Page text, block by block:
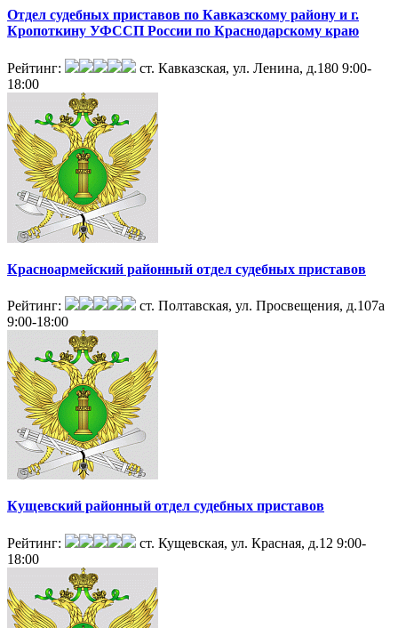
Отдел судебных приставов по Кавказскому району и г.
Кропоткину УФССП России по Краснодарскому краю
Рейтинг: ст. Кавказская, ул. Ленина, д.180 9:00-
18:00
Красноармейский районный отдел судебных приставов
Рейтинг:
ст. Полтавская, ул. Просвещения, д.107а
9:00-18:00
Кущевский районный отдел судебных приставов
Рейтинг: ст. Кущевская, ул. Красная, д.12 9:00-
18:00